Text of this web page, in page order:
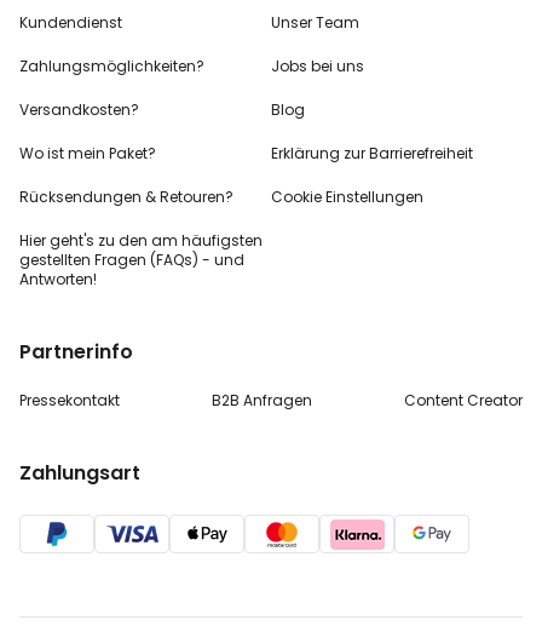
Kundendienst
Zahlungsmöglichkeiten?
Versandkosten?
Wo ist mein Paket?
Rücksendungen & Retouren?
Hier geht's zu den am häufigsten
gestellten Fragen (FAQs) - und
Antworten!
Unser Team
Jobs bei uns
Blog
Erklärung zur Barrierefreiheit
Cookie Einstellungen
Partnerinfo
Pressekontakt B2B Anfragen Content Creator
Zahlungsart